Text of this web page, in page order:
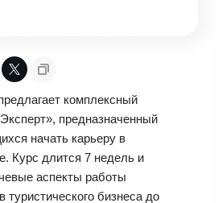
комплексный
предназначенный
начать карьеру в
Курс длится 7 недель и
аспекты работы
туристического бизнеса до